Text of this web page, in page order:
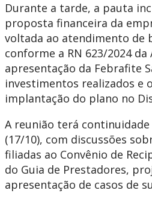
Durante a tarde, a pauta
proposta financeira da
voltada ao atendimento de
conforme a RN 623/2024 da
apresentação da Febrafite
investimentos realizados e
implantação do plano no
A reunião terá
(17/10), com discussões
filiadas ao Convênio de
do Guia de Prestadores,
apresentação de casos de